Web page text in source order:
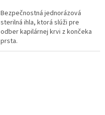
Bezpečnostná jednorázová
sterilná ihla, ktorá slúži pre
odber kapilárnej krvi z končeka
prsta.